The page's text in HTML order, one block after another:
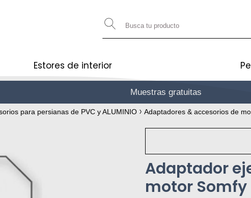
Estores de interior
Muestras gratuitas
para persianas de PVC y ALUMINIO Adaptadores & accesorios de
Adaptador
motor Somfy